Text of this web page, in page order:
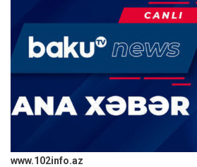
www.102info.az